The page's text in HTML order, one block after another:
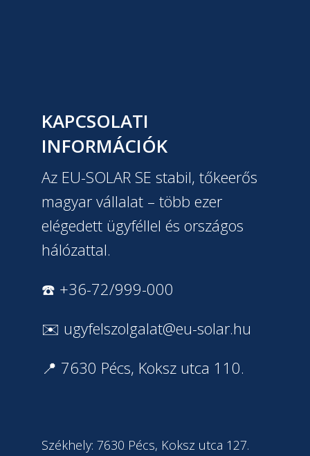
KAPCSOLATI
INFORMÁCIÓK
Az EU-SOLAR SE stabil, tőkeerős
magyar vállalat – több ezer
elégedett ügyféllel és országos
hálózattal.
☎️ +36-72/999-000
✉️ ugyfelszolgalat@eu-solar.hu
📍 7630 Pécs, Koksz utca 110.
Székhely: 7630 Pécs, Koksz utca 127.